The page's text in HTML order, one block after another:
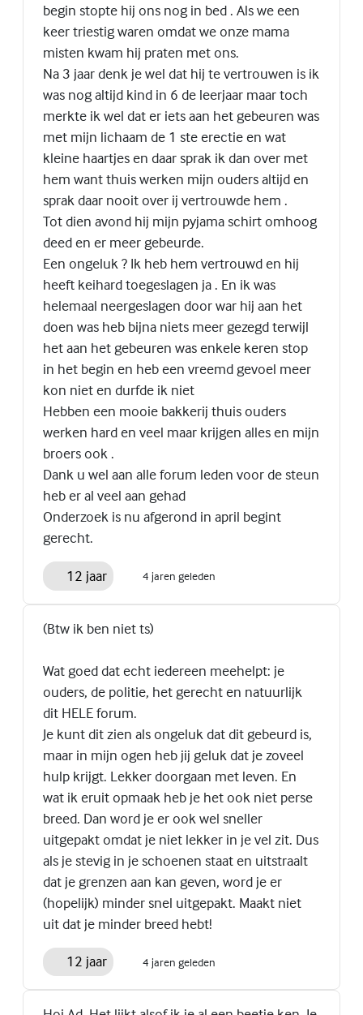
begin stopte hij ons nog in bed . Als we een
keer triestig waren omdat we onze mama
misten kwam hij praten met ons.
Na 3 jaar denk je wel dat hij te vertrouwen is ik
was nog altijd kind in 6 de leerjaar maar toch
merkte ik wel dat er iets aan het gebeuren was
met mijn lichaam de 1 ste erectie en wat
kleine haartjes en daar sprak ik dan over met
hem want thuis werken mijn ouders altijd en
sprak daar nooit over ij vertrouwde hem .
Tot dien avond hij mijn pyjama schirt omhoog
deed en er meer gebeurde.
Een ongeluk ? Ik heb hem vertrouwd en hij
heeft keihard toegeslagen ja . En ik was
helemaal neergeslagen door war hij aan het
doen was heb bijna niets meer gezegd terwijl
het aan het gebeuren was enkele keren stop
in het begin en heb een vreemd gevoel meer
kon niet en durfde ik niet
Hebben een mooie bakkerij thuis ouders
werken hard en veel maar krijgen alles en mijn
broers ook .
Dank u wel aan alle forum leden voor de steun
heb er al veel aan gehad
Onderzoek is nu afgerond in april begint
gerecht.
12 jaar 4 jaren geleden
(Btw ik ben niet ts)
Wat goed dat echt iedereen meehelpt: je
ouders, de politie, het gerecht en natuurlijk
dit HELE forum.
Je kunt dit zien als ongeluk dat dit gebeurd is,
maar in mijn ogen heb jij geluk dat je zoveel
hulp krijgt. Lekker doorgaan met leven. En
wat ik eruit opmaak heb je het ook niet perse
breed. Dan word je er ook wel sneller
uitgepakt omdat je niet lekker in je vel zit. Dus
als je stevig in je schoenen staat en uitstraalt
dat je grenzen aan kan geven, word je er
(hopelijk) minder snel uitgepakt. Maakt niet
uit dat je minder breed hebt!
12 jaar 4 jaren geleden